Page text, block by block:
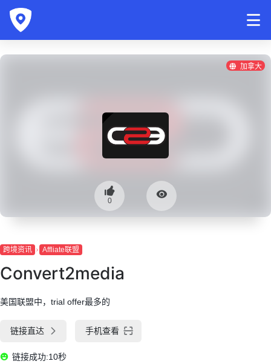
加拿大
0
跨境资讯 Affliate联盟
Convert2media
美国联盟中，trial offer最多的
链接直达 手机查看
链接成功:10秒